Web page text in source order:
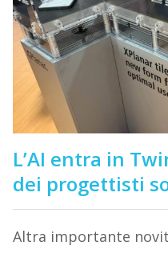
L’AI entra in
dei progettisti
Altra importante